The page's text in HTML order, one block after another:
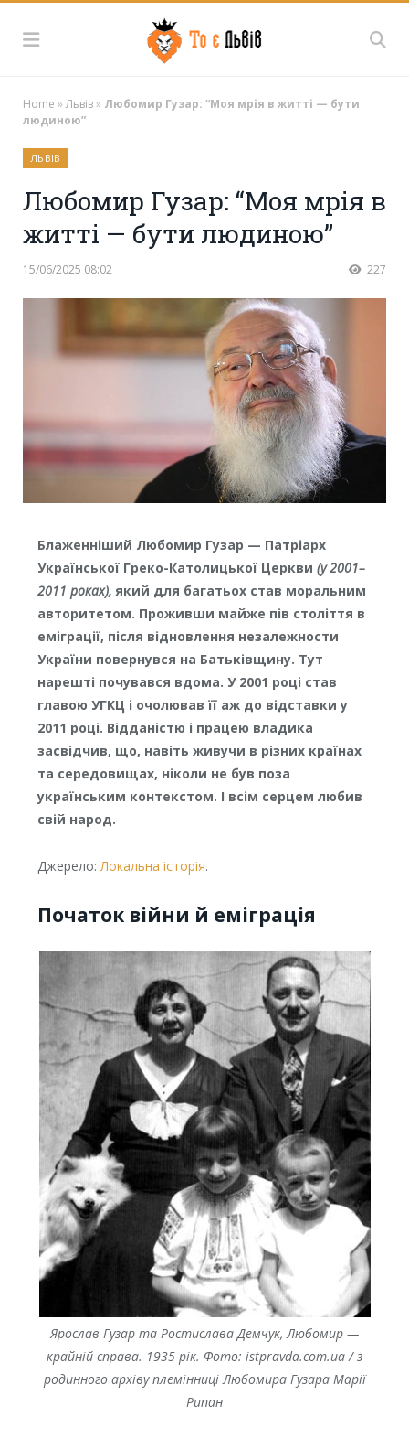
Home »Львів» Любомир Гузар: “Моя мрія в житті — бути
людиною”
ЛЬВІВ
Любомир Гузар: “Моя мрія в
житті — бути людиною”
15/06/2025 08:02 227
Блаженніший Любомир Гузар — Патріарх
Української Греко-Католицької Церкви (у 2001–
2011 роках),який для багатьох став моральним
авторитетом. Проживши майже пів століття в
еміграції, після відновлення незалежности
України повернувся на Батьківщину. Тут
нарешті почувався вдома. У 2001 році став
главою УГКЦ і очолював її аж до відставки у
2011 році. Відданістю і працею владика
засвідчив, що, навіть живучи в різних країнах
та середовищах, ніколи не був поза
українським контекстом. І всім серцем любив
свій народ.
Джерело:Локальна історія.
Початок війни й еміграція
Ярослав Гузар та Ростислава Демчук, Любомир —
крайній справа. 1935 рік. Фото: istpravda.com.ua / з
родинного архіву племінниці Любомира Гузара Марії
Рипан